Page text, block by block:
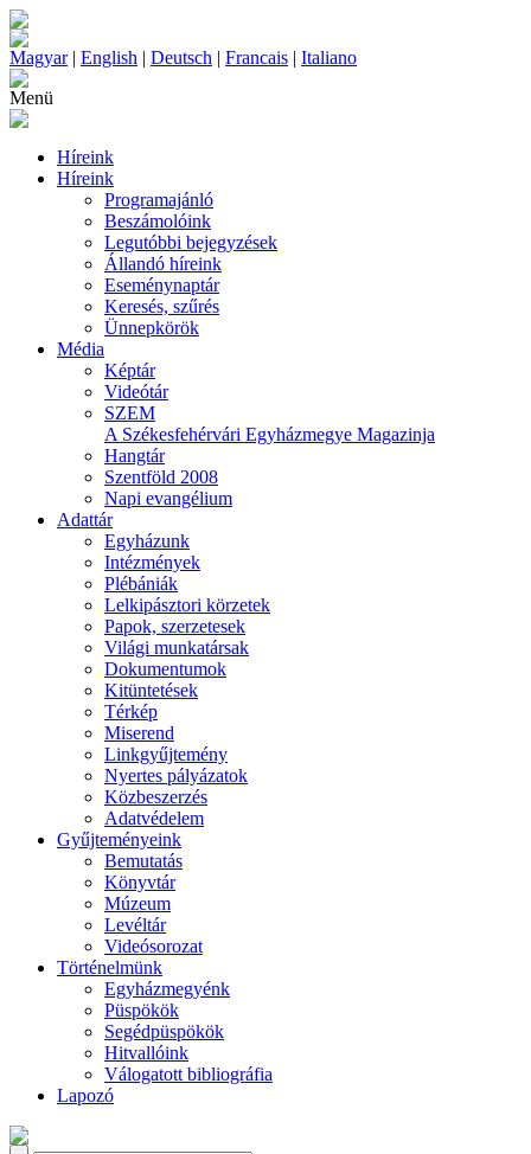
Magyar| English | Deutsch | Francais | Italiano
Menü
Híreink
Híreink
Programajánló
Beszámolóink
Legutóbbi bejegyzések
Állandó híreink
Eseménynaptár
Keresés, szűrés
Ünnepkörök
Média
Képtár
Videótár
SZEM
A Székesfehérvári Egyházmegye Magazinja
Hangtár
Szentföld 2008
Napi evangélium
Adattár
Egyházunk
Intézmények
Plébániák
Lelkipásztori körzetek
Papok, szerzetesek
Világi munkatársak
Dokumentumok
Kitüntetések
Térkép
Miserend
Linkgyűjtemény
Nyertes pályázatok
Közbeszerzés
Adatvédelem
Gyűjteményeink
Bemutatás
Könyvtár
Múzeum
Levéltár
Videósorozat
Történelmünk
Egyházmegyénk
Püspökök
Segédpüspökök
Hitvallóink
Válogatott bibliográfia
Lapozó